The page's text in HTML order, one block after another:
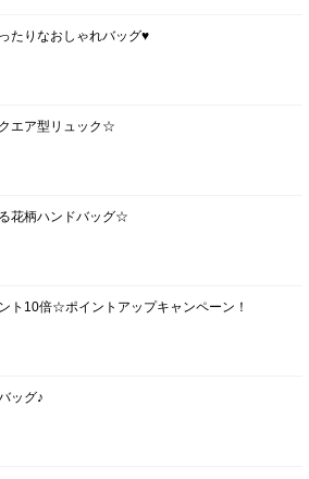
たりなおしゃれバッグ♥
エア型リュック☆
花柄ハンドバッグ☆
ト10倍☆ポイントアップキャンペーン！
ッグ♪